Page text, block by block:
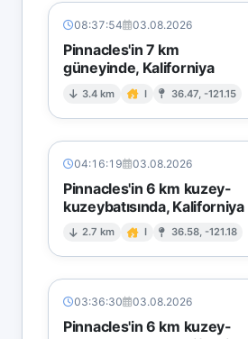
08:37:54 03.08.2026
Pinnacles'in 7 km
güneyinde, Kaliforniya
3.4 km I 36.47, -121.15
04:16:19 03.08.2026
Pinnacles'in 6 km kuzey-
kuzeybatısında, Kaliforniya
2.7 km I 36.58, -121.18
03:36:30 03.08.2026
Pinnacles'in 6 km kuzey-